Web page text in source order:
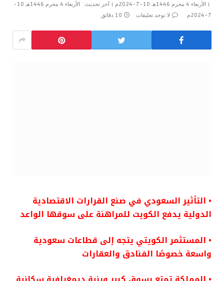
الأربعاء 4 محرم 1446هـ 10-7-2024م آخر تحديث:
الأربعاء 4 محرم 1446هـ 10-
7-2024م
لا توجد تعليقات 10 دقائق
• التأثير السعودي في صنع القرارات الاقتصادية
الدولية يدفع الكويت للمراهنة على سوقها الواعد
• المستثمر الكويتي يتجه إلى قطاعات سعودية
واسعة خصوصًا الفنادق والعقارات